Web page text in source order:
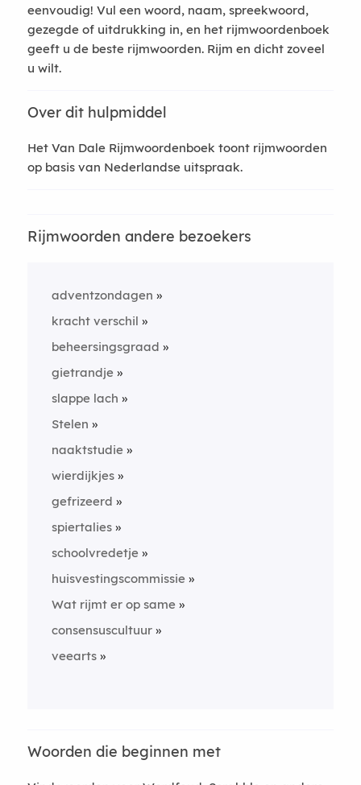
eenvoudig! Vul een woord, naam, spreekwoord,
gezegde of uitdrukking in, en het rijmwoordenboek
geeft u de beste rijmwoorden. Rijm en dicht zoveel
u wilt.
Over dit hulpmiddel
Het Van Dale Rijmwoordenboek toont rijmwoorden
op basis van Nederlandse uitspraak.
Rijmwoorden andere bezoekers
adventzondagen
kracht verschil
beheersingsgraad
gietrandje
slappe lach
Stelen
naaktstudie
wierdijkjes
gefrizeerd
spiertalies
schoolvredetje
huisvestingscommissie
Wat rijmt er op same
consensuscultuur
veearts
Woorden die beginnen met